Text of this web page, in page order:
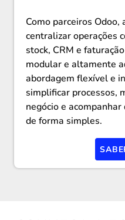
Como parceiros Odoo,
centralizar operações
stock, CRM e
modular e altamente
abordagem flexível e
simplificar processos,
negócio e
de forma simples.